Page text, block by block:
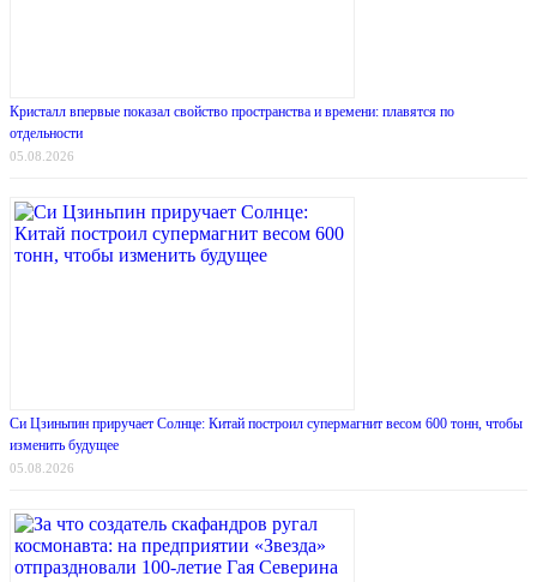
Кристалл впервые показал свойство пространства и времени: плавятся по
отдельности
05.08.2026
Си Цзиньпин приручает Солнце: Китай построил супермагнит весом 600 тонн, чтобы
изменить будущее
05.08.2026